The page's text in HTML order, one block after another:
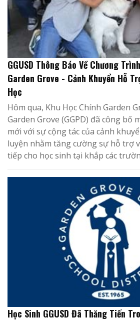
GGUSD Thông Báo Về Chương
Garden Grove - Cảnh Khuyển Hỗ
Học
Hôm qua, Khu Học Chính Garden
Garden Grove (GGPD) đã công bố
mới với sự cộng tác của cảnh
luyện nhằm tăng cường sự hỗ trợ
tiếp cho học sinh tại khắp các
Học Sinh GGUSD Đã Thăng Tiến